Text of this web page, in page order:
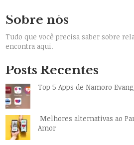
Sobre nós
Tudo que você precisa saber sobre
encontra aqui.
Posts Recentes
Top 5 Apps de Namoro
Melhores alternativas ao
Amor